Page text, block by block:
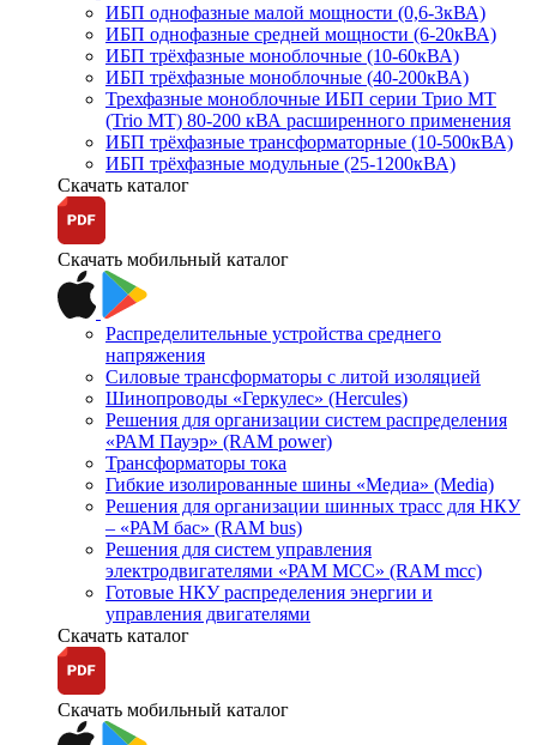
ИБП однофазные малой мощности (0,6-3кВА)
ИБП однофазные средней мощности (6-20кВА)
ИБП трёхфазные моноблочные (10-60кВА)
ИБП трёхфазные моноблочные (40-200кВА)
Трехфазные моноблочные ИБП серии Трио МТ
(Trio MT) 80-200 кВА расширенного применения
ИБП трёхфазные трансформаторные (10-500кВА)
ИБП трёхфазные модульные (25-1200кВА)
Скачать каталог
Скачать мобильный каталог
Распределительные устройства среднего
напряжения
Силовые трансформаторы с литой изоляцией
Шинопроводы «Геркулес» (Hercules)
Решения для организации систем распределения
«РАМ Пауэр» (RAM power)
Трансформаторы тока
Гибкие изолированные шины «Медиа» (Media)
Решения для организации шинных трасс для НКУ
– «РАМ бас» (RAM bus)
Решения для систем управления
электродвигателями «РАМ МСС» (RAM mcc)
Готовые НКУ распределения энергии и
управления двигателями
Скачать каталог
Скачать мобильный каталог